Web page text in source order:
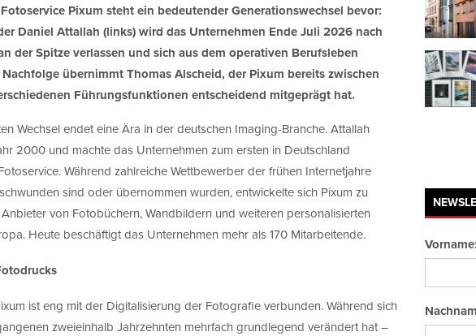
Pixum steht ein bedeutender Generationswechsel bevor:
Daniel Attallah (links) wird das Unternehmen Ende Juli 2026 nach
der Spitze verlassen und sich aus dem operativen Berufsleben
übernimmt Thomas Alscheid, der Pixum bereits zwischen
Führungsfunktionen entscheidend mitgeprägt hat.
Wechsel endet eine Ära in der deutschen Imaging-Branche. Attallah
2000 und machte das Unternehmen zum ersten in Deutschland
Während zahlreiche Wettbewerber der frühen Internetjahre
sind oder übernommen wurden, entwickelte sich Pixum zu
von Fotobüchern, Wandbildern und weiteren personalisierten
Heute beschäftigt das Unternehmen mehr als 170 Mitarbeitende.
ist eng mit der Digitalisierung der Fotografie verbunden. Während sich
zweieinhalb Jahrzehnten mehrfach grundlegend verändert hat –
Vorname: